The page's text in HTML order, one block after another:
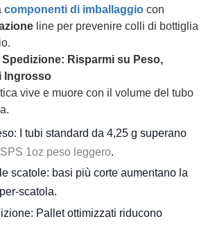
componenti di imballaggio con
line per prevenire colli di bottiglia
Risparmi su Peso,
Ingrosso
vive e muore con il volume del tubo
I tubi standard da 4,25 g superano
1oz peso leggero.
scatole: basi più corte aumentano la
scatola.
Pallet ottimizzati riducono